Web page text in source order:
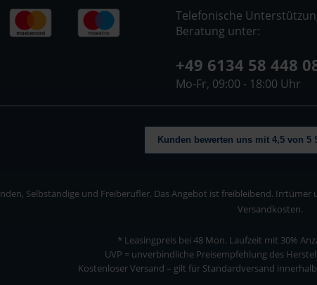
Telefonische
Beratung unter:
+49 6134 58 448
Mo-Fr, 09:00 - 18:00 Uhr
Kunden bewerten uns mit 4,5 von 5
Selbständige und Freiberufler. Das Angebot ist freibleibend.
Versandkosten.
* Leasingpreis bei 48 Mon. Laufzeit mit 30%
UVP = unverbindliche Preisempfehlung des
Kostenloser Versand – gilt für Standardversand